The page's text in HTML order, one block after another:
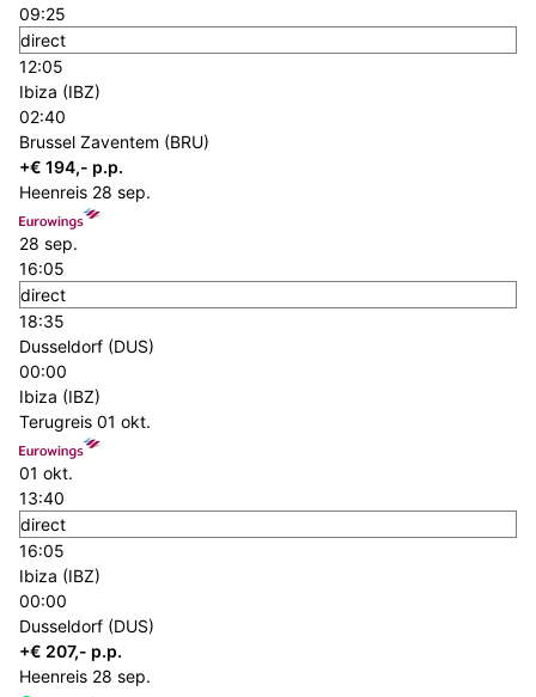
09:25
direct
12:05
Ibiza (IBZ)
02:40
Brussel Zaventem (BRU)
+€ 194,- p.p.
Heenreis 28 sep.
28 sep.
16:05
direct
18:35
Dusseldorf (DUS)
00:00
Ibiza (IBZ)
Terugreis 01 okt.
01 okt.
13:40
direct
16:05
Ibiza (IBZ)
00:00
Dusseldorf (DUS)
+€ 207,- p.p.
Heenreis 28 sep.